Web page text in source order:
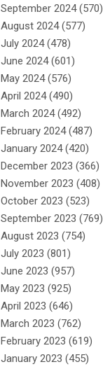
September 2024(570)
August 2024(577)
July 2024(478)
June 2024(601)
May 2024(576)
April 2024(490)
March 2024(492)
February 2024(487)
January 2024(420)
December 2023 (366)
November 2023 (408)
October 2023 (523)
September 2023 (769)
August 2023 (754)
July 2023 (801)
June 2023 (957)
May 2023 (925)
April 2023 (646)
March 2023 (762)
February 2023 (619)
January 2023 (455)